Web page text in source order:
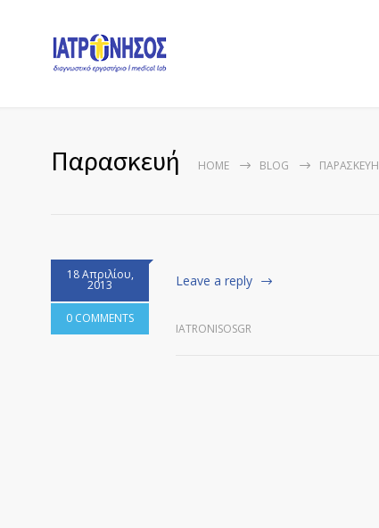
Παρασκευή HOME BLOG ΠΑΡΑΣΚΕΥΉ
18 Απριλίου,
2013
0 COMMENTS
Leave a reply
IATRONISOSGR